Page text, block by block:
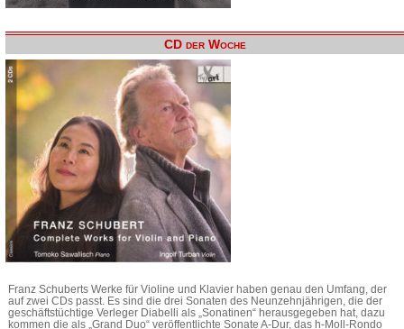
CD der Woche
Franz Schuberts Werke für Violine und Klavier haben genau den Umfang, der
auf zwei CDs passt. Es sind die drei Sonaten des Neunzehnjährigen, die der
geschäftstüchtige Verleger Diabelli als „Sonatinen“ herausgegeben hat, dazu
kommen die als „Grand Duo“ veröffentlichte Sonate A-Dur, das h-Moll-Rondo